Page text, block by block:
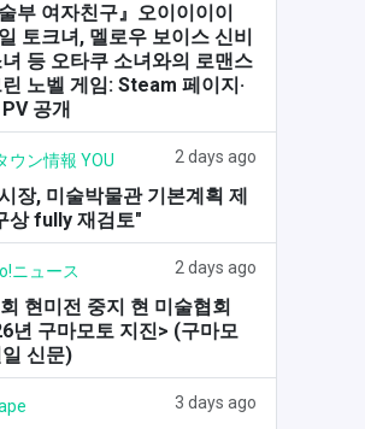
술부 여자친구』오이이이이
토크녀, 멜로우 보이스 신비
등 오타쿠 소녀와의 로맨스
노벨 게임: Steam 페이지·
공개
ウン情報 YOU 2 days ago
장, 미술박물관 기본계획 제
상 fully 재검토"
ニュース 2 days ago
현미전 중지 현 미술협회
년 구마모토 지진> (구마모
신문)
3 days ago